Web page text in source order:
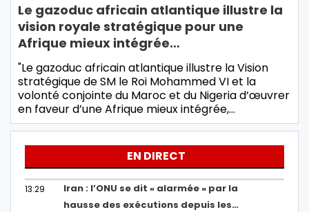
Le gazoduc africain atlantique illustre la
vision royale stratégique pour une
Afrique mieux intégrée…
"Le gazoduc africain atlantique illustre la Vision
stratégique de SM le Roi Mohammed VI et la
volonté conjointe du Maroc et du Nigeria d’œuvrer
en faveur d’une Afrique mieux intégrée,…
EN DIRECT
13:29
Iran : l’ONU se dit « alarmée » par la
hausse des exécutions depuis les…